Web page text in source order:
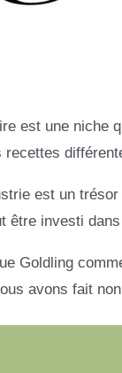
est une niche
recettes
est un
être investi
Goldling
avons fait